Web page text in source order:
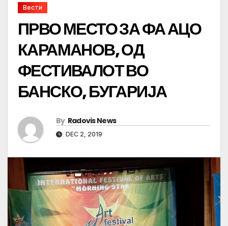
Вести
ПРВО МЕСТО ЗА ФА АЦО
КАРАМАНОВ, ОД
ФЕСТИВАЛОТ ВО
БАНСКО, БУГАРИЈА
By Radovis News
DEC 2, 2019